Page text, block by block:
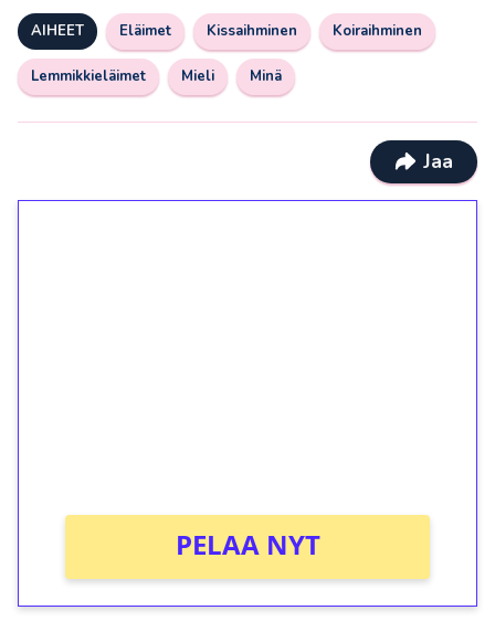
AIHEET Eläimet Kissaihminen Koiraihminen
Lemmikkieläimet Mieli Minä
Jaa
PELAA NYT